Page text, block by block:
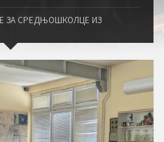
ЗА СРЕДЊОШКОЛЦЕ ИЗ